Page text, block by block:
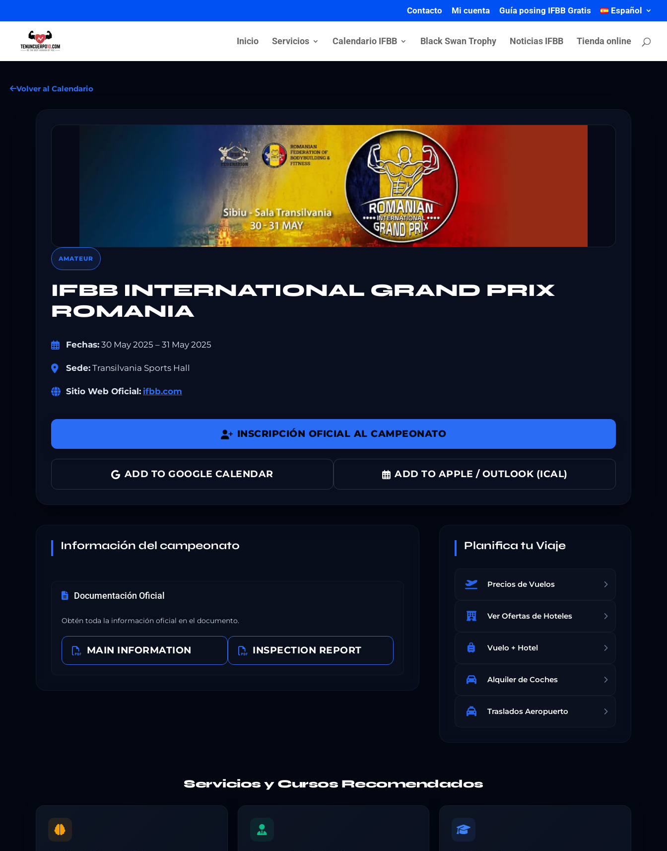
Contacto Mi cuenta Guía posing IFBB Gratis Español
Inicio Servicios Calendario IFBB Black Swan Trophy Noticias IFBB Tienda online
Volver al Calendario
AMATEUR
IFBB INTERNATIONAL GRAND PRIX
ROMANIA
Fechas: 30 May 2025 – 31 May 2025
Sede: Transilvania Sports Hall
Sitio Web Oficial: ifbb.com
INSCRIPCIÓN OFICIAL AL CAMPEONATO
ADD TO GOOGLE CALENDAR ADD TO APPLE / OUTLOOK (ICAL)
Información del campeonato
Documentación Oficial
Obtén toda la información oficial en el documento.
MAIN INFORMATION INSPECTION REPORT
Planifica tu Viaje
Precios de Vuelos
Ver Ofertas de Hoteles
Vuelo + Hotel
Alquiler de Coches
Traslados Aeropuerto
Servicios y Cursos Recomendados